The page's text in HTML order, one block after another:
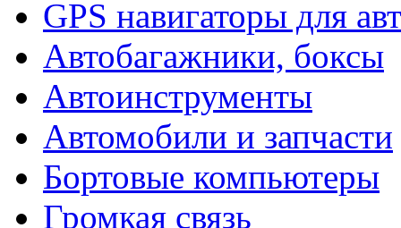
GPS навигаторы для
Автобагажники, боксы
Автоинструменты
Автомобили и запчасти
Бортовые компьютеры
Громкая связь